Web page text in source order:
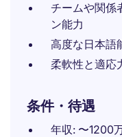
チームや関係
ン能力
高度な日本語
柔軟性と適応
条件・待遇
年収: 〜1200